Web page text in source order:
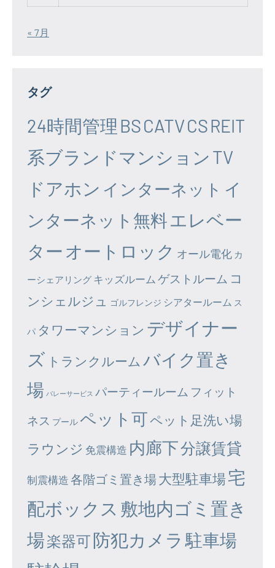
« 7月
タグ
24時間管理 BSCATVCSREIT
系ブランドマンション TV
ドアホン インターネット イ
ンターネット無料エレベー
ター オートロック オール電化 カ
ーシェアリング キッズルーム ゲストルーム コ
ンシェルジュ
ゴルフレンジ シアタールーム ス
パ タワーマンション デザイナー
ズ トランクルーム バイク置き
場 バレーサービス パーティールーム フィット
ネス プール ペット可ペット足洗い場
ラウンジ 免震構造 内廊下分譲賃貸
制震構造 各階ゴミ置き場大型駐車場宅
配ボックス 敷地内ゴミ置き
場楽器可防犯カメラ 駐車場